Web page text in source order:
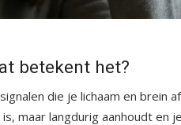
betekent het?
die je lichaam en brein
maar langdurig aanhoudt en